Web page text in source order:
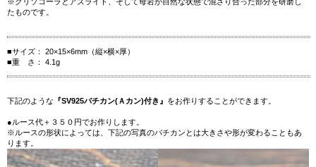
たものです。
■サイズ： 20×15×6mm（縦×横×厚）
■重 さ： 4.1g
下記のような 『SV925バチカン(Ａカン)付き』 をお作りすることができます。
●ルース代＋３５０円でお作りします。
※ルースの形状によっては、下記の写真のバチカンとは大きさや形が変わることもあ
ります。